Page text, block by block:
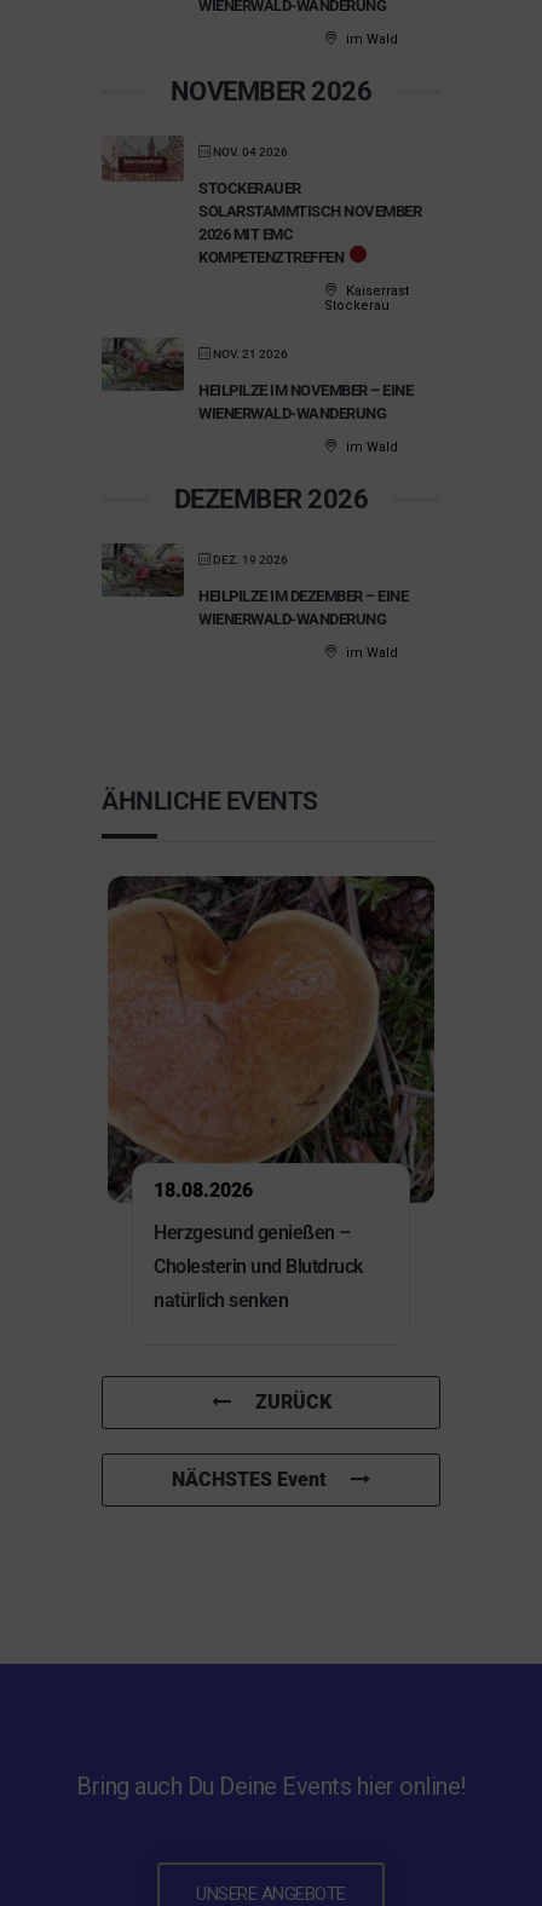
WIENERWALD-WANDERUNG
im Wald
NOVEMBER 2026
NOV. 04 2026
STOCKERAUER
SOLARSTAMMTISCH NOVEMBER
2026 MIT EMC
KOMPETENZTREFFEN
Kaiserrast
Stockerau
NOV. 21 2026
HEILPILZE IM NOVEMBER – EINE
WIENERWALD-WANDERUNG
im Wald
DEZEMBER 2026
DEZ. 19 2026
HEILPILZE IM DEZEMBER – EINE
WIENERWALD-WANDERUNG
im Wald
ÄHNLICHE EVENTS
18.08.2026
Herzgesund genießen –
Cholesterin und Blutdruck
natürlich senken
ZURÜCK
NÄCHSTES Event
Bring auch Du Deine Events hier online!
UNSERE ANGEBOTE